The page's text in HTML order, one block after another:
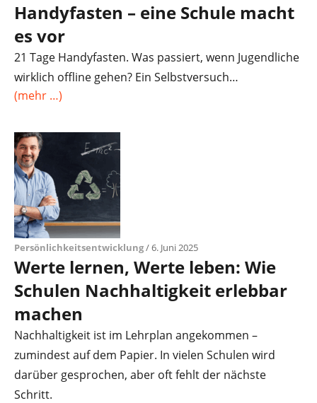
Handyfasten – eine Schule macht
es vor
21 Tage Handyfasten. Was passiert, wenn Jugendliche
wirklich offline gehen? Ein Selbstversuch…
(mehr …)
Persönlichkeitsentwicklung/ 6. Juni 2025
Werte lernen, Werte leben: Wie
Schulen Nachhaltigkeit erlebbar
machen
Nachhaltigkeit ist im Lehrplan angekommen –
zumindest auf dem Papier. In vielen Schulen wird
darüber gesprochen, aber oft fehlt der nächste
Schritt.